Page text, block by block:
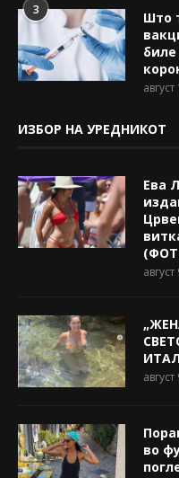
3
Што
ИЗБОР НА УРЕДНИКОТ
Ева
во